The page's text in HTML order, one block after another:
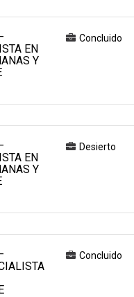
EN
Y
Concluido
EN
Y
Desierto
Concluido